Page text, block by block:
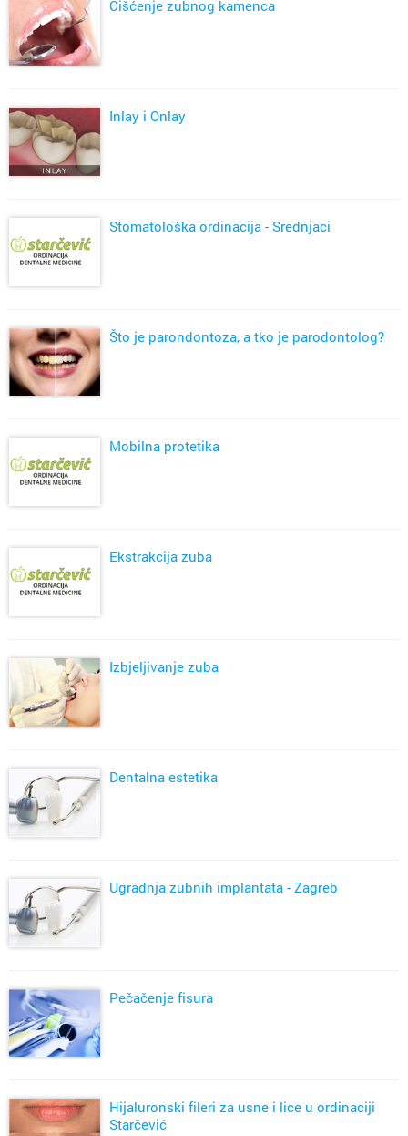
Čišćenje zubnog kamenca
Inlay i Onlay
Stomatološka ordinacija - Srednjaci
Što je parondontoza, a tko je parodontolog?
Mobilna protetika
Ekstrakcija zuba
Izbjeljivanje zuba
Dentalna estetika
Ugradnja zubnih implantata - Zagreb
Pečačenje fisura
Hijaluronski fileri za usne i lice u ordinaciji
Starčević